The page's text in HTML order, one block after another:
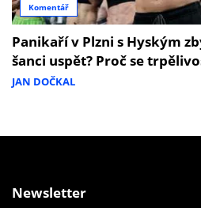
Komentář
Panikaří v Plzni s Hyským
šanci uspět? Proč se
JAN DOČKAL
Newsletter